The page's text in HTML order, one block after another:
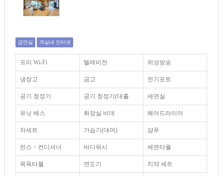
금연실 객실내 인터넷
프리 Wi-Fi 텔레비전 위성방송
냉장고 금고 전기포트
공기 청정기 공기 청정기(대출 세면실
유닛 배스 화장실 비데 헤어드라이어
차세트 가습기(대여) 샴푸
린스・컨디셔너 바디워시 세면타월
목욕타월 면도기 치약 세트